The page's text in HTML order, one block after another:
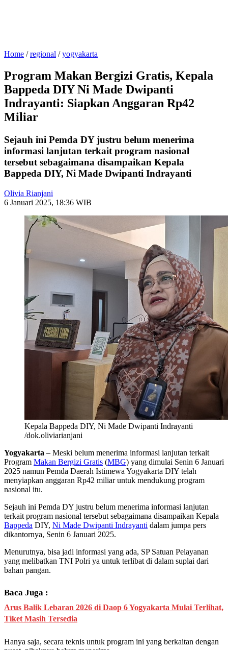
Home /regional /yogyakarta
Program Makan Bergizi Gratis, Kepala
Bappeda DIY Ni Made Dwipanti
Indrayanti: Siapkan Anggaran Rp42
Miliar
Sejauh ini Pemda DY justru belum menerima
informasi lanjutan terkait program nasional
tersebut sebagaimana disampaikan Kepala
Bappeda DIY, Ni Made Dwipanti Indrayanti
Olivia Rianjani
6 Januari 2025, 18:36 WIB
Kepala Bappeda DIY, Ni Made Dwipanti Indrayanti
/dok.oliviarianjani
Yogyakarta – Meski belum menerima informasi lanjutan terkait
Program Makan Bergizi Gratis (MBG) yang dimulai Senin 6 Januari
2025 namun Pemda Daerah Istimewa Yogyakarta DIY telah
menyiapkan anggaran Rp42 miliar untuk mendukung program
nasional itu.
Sejauh ini Pemda DY justru belum menerima informasi lanjutan
terkait program nasional tersebut sebagaimana disampaikan Kepala
Bappeda DIY, Ni Made Dwipanti Indrayanti dalam jumpa pers
dikantornya, Senin 6 Januari 2025.
Menurutnya, bisa jadi informasi yang ada, SP Satuan Pelayanan
yang melibatkan TNI Polri ya untuk terlibat di dalam suplai dari
bahan pangan.
Baca Juga :
Arus Balik Lebaran 2026 di Daop 6 Yogyakarta Mulai Terlihat,
Tiket Masih Tersedia
Hanya saja, secara teknis untuk program ini yang berkaitan dengan